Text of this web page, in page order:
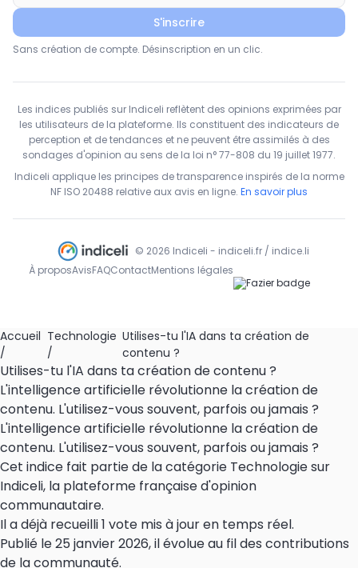
S'inscrire
Sans création de compte. Désinscription en un clic.
Les indices publiés sur Indiceli reflètent des opinions exprimées par
les utilisateurs de la plateforme. Ils constituent des indicateurs de
perception et de tendances et ne peuvent être assimilés à des
sondages d'opinion au sens de la loi n° 77-808 du 19 juillet 1977.
Indiceli applique les principes de transparence inspirés de la norme
NF ISO 20488 relative aux avis en ligne. En savoir plus
© 2026 Indiceli - indiceli.fr / indice.li
À proposAvisFAQContactMentions légales
Accueil
/
Technologie
/
Utilises-tu l'IA dans ta création de
contenu ?
Utilises-tu l'IA dans ta création de contenu ?
L'intelligence artificielle révolutionne la création de
contenu. L'utilisez-vous souvent, parfois ou jamais ?
L'intelligence artificielle révolutionne la création de
contenu. L'utilisez-vous souvent, parfois ou jamais ?
Cet indice fait partie de la catégorie Technologie sur
Indiceli, la plateforme française d'opinion
communautaire.
Il a déjà recueilli 1 vote mis à jour en temps réel.
Publié le 25 janvier 2026, il évolue au fil des contributions
de la communauté.